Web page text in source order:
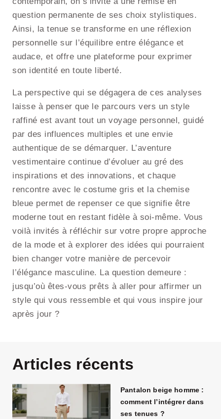
question permanente de ses choix stylistiques.
Ainsi, la tenue se transforme en une réflexion
personnelle sur l’équilibre entre élégance et
audace, et offre une plateforme pour exprimer
son identité en toute liberté.
La perspective qui se dégagera de ces analyses
laisse à penser que le parcours vers un style
raffiné est avant tout un voyage personnel, guidé
par des influences multiples et une envie
authentique de se démarquer. L’aventure
vestimentaire continue d’évoluer au gré des
inspirations et des innovations, et chaque
rencontre avec le costume gris et la chemise
bleue permet de repenser ce que signifie être
moderne tout en restant fidèle à soi-même. Vous
voilà invités à réfléchir sur votre propre approche
de la mode et à explorer des idées qui pourraient
bien changer votre manière de percevoir
l’élégance masculine. La question demeure :
jusqu’où êtes-vous prêts à aller pour affirmer un
style qui vous ressemble et qui vous inspire jour
après jour ?
Articles récents
Pantalon beige homme :
comment l’intégrer dans
ses tenues ?